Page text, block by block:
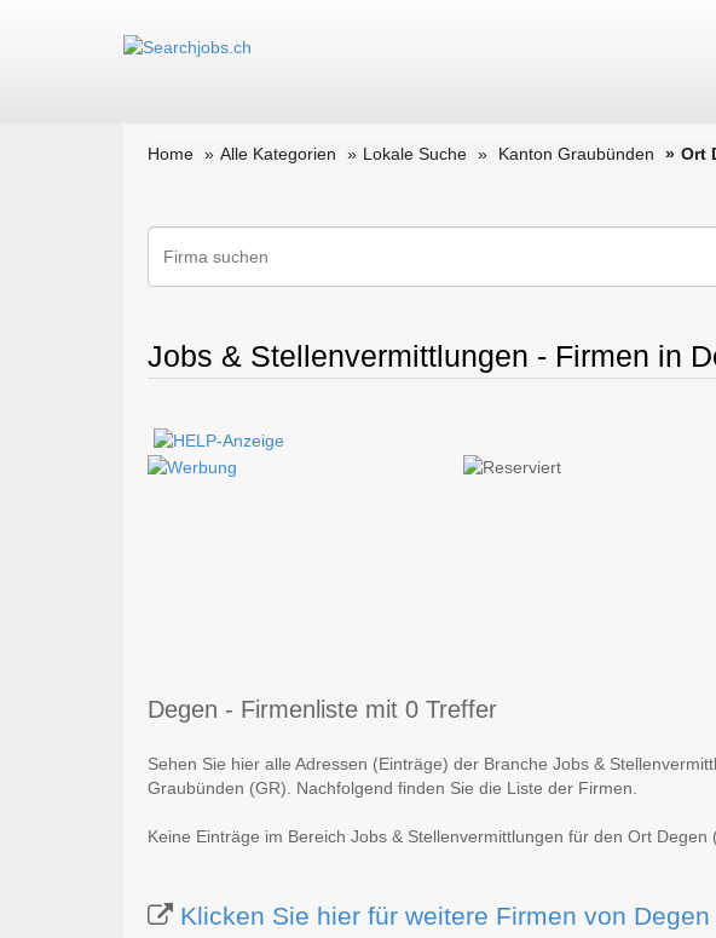
Home Alle Kategorien Lokale Suche Kanton Graubünden Ort
Jobs & Stellenvermittlungen - Firmen in
Degen - Firmenliste mit 0 Treffer
Sehen Sie hier alle Adressen (Einträge) der Branche Jobs &
Graubünden (GR). Nachfolgend finden Sie die Liste der Firmen.
Keine Einträge im Bereich Jobs & Stellenvermittlungen für den Ort Degen
Klicken Sie hier für weitere Firmen von Degen